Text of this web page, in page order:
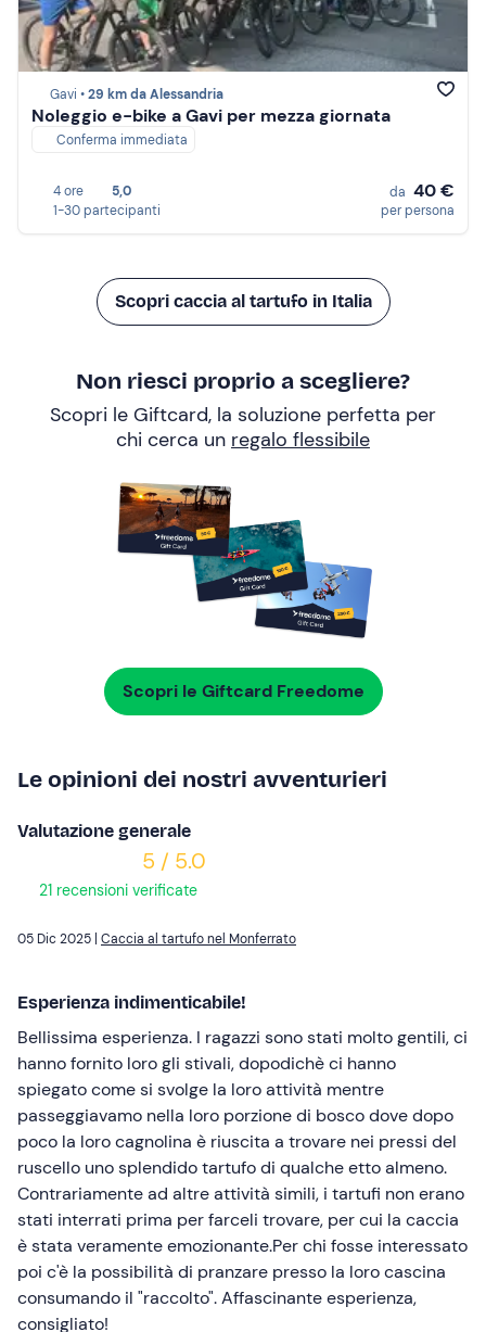
Gavi •29 km da Alessandria
Noleggio e-bike a Gavi per mezza giornata
Conferma immediata
4 ore
5,0
1-30 partecipanti
da 40 €
per persona
Scopri caccia al tartufo in Italia
Non riesci proprio a scegliere?
Scopri le Giftcard, la soluzione perfetta per
chi cerca un regalo flessibile
Scopri le Giftcard Freedome
Le opinioni dei nostri avventurieri
Valutazione generale
5 / 5.0
21 recensioni verificate
05 Dic 2025 | Caccia al tartufo nel Monferrato
Esperienza indimenticabile!
Bellissima esperienza. I ragazzi sono stati molto gentili, ci
hanno fornito loro gli stivali, dopodichè ci hanno
spiegato come si svolge la loro attività mentre
passeggiavamo nella loro porzione di bosco dove dopo
poco la loro cagnolina è riuscita a trovare nei pressi del
ruscello uno splendido tartufo di qualche etto almeno.
Contrariamente ad altre attività simili, i tartufi non erano
stati interrati prima per farceli trovare, per cui la caccia
è stata veramente emozionante.Per chi fosse interessato
poi c'è la possibilità di pranzare presso la loro cascina
consumando il "raccolto". Affascinante esperienza,
consigliato!